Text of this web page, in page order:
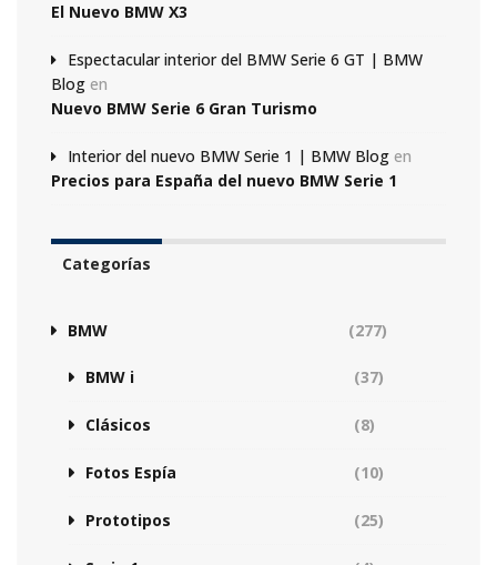
El Nuevo BMW X3
Espectacular interior del BMW Serie 6 GT | BMW
Blog en
Nuevo BMW Serie 6 Gran Turismo
Interior del nuevo BMW Serie 1 | BMW Blog en
Precios para España del nuevo BMW Serie 1
Categorías
BMW (277)
BMW i (37)
Clásicos (8)
Fotos Espía (10)
Prototipos (25)